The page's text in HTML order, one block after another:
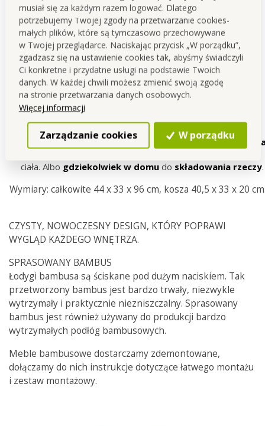
musiał się za każdym razem logować. Dlatego
potrzebujemy Twojej zgody na przetwarzanie cookies-
małych plików, które są tymczasowo przechowywane
w Twojej przeglądarce. Naciskając przycisk „W porządku”,
zgadzasz się na ustawienie cookies tak, abyśmy świadczyli
Ci konkretne i przydatne usługi na podstawie Twoich
danych. W każdej chwili możesz zmienić swoją zgodę
na stronie przetwarzania danych osobowych.
Więcej informacji
Zarządzanie cookies W porządku
BAMBUSOWY REGAŁ z 3 wysuwanymi koszami do
przechowywania z tkaniny szary melanż, na górze
bambusowa półka.
dzięki regałom będziesz mieć w domu zawsze
przejrzyście zrównane
wykorzystasz
praktycznyłazienkowy dodatek do
ciała. Albo gdziekolwiek w domu do składowania rzeczy.
Wymiary: całkowite 44 x 33 x 96 cm, kosza 40,5 x 33 x 20
CZYSTY, NOWOCZESNY DESIGN, KTÓRY POPRAWI
WYGLĄD KAŻDEGO WNĘTRZA.
SPRASOWANY BAMBUS
Łodygi bambusa są ściskane pod dużym naciskiem. Tak
przetworzony bambus jest bardzo trwały, niezwykle
wytrzymały i praktycznie niezniszczalny. Sprasowany
bambus jest również używany do produkcji bardzo
wytrzymałych podłóg bambusowych.
Meble bambusowe dostarczamy zdemontowane,
dołączamy do nich instrukcje dotyczące łatwego montażu
i zestaw montażowy.